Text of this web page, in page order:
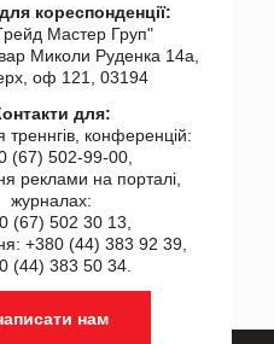
кореспонденції:
Мастер Груп"
Миколи Руденка 14а,
оф 121, 03194
для:
треннгів, конференцій:
(67) 502-99-00,
реклами на порталі,
журналах:
(67) 502 30 13,
+380 (44) 383 92 39,
(44) 383 50 34.
нам